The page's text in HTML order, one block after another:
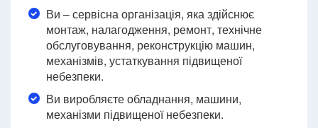
Ви – сервісна організація, яка здійснює
монтаж, налагодження, ремонт, технічне
обслуговування, реконструкцію машин,
механізмів, устаткування підвищеної
небезпеки.
Ви виробляєте обладнання, машини,
механізми підвищеної небезпеки.